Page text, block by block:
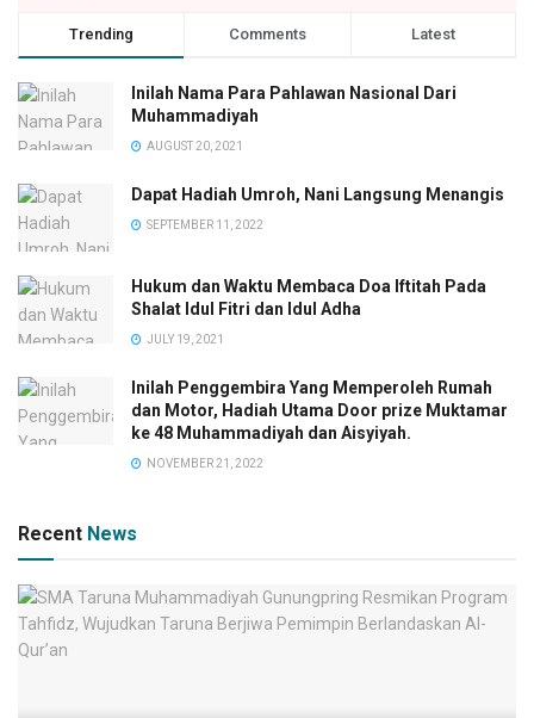
Trending Comments Latest
Inilah Nama Para Pahlawan Nasional Dari
Muhammadiyah
AUGUST 20, 2021
Dapat Hadiah Umroh, Nani Langsung Menangis
SEPTEMBER 11, 2022
Hukum dan Waktu Membaca Doa Iftitah Pada
Shalat Idul Fitri dan Idul Adha
JULY 19, 2021
Inilah Penggembira Yang Memperoleh Rumah
dan Motor, Hadiah Utama Door prize Muktamar
ke 48 Muhammadiyah dan Aisyiyah.
NOVEMBER 21, 2022
Recent News